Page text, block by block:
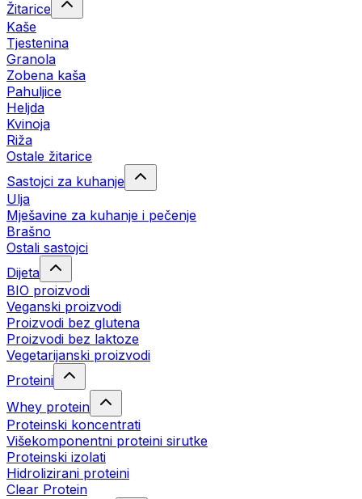
Žitarice
Kaše
Tjestenina
Granola
Zobena kaša
Pahuljice
Heljda
Kvinoja
Riža
Ostale žitarice
Sastojci za kuhanje
Ulja
Mješavine za kuhanje i pečenje
Brašno
Ostali sastojci
Dijeta
BIO proizvodi
Veganski proizvodi
Proizvodi bez glutena
Proizvodi bez laktoze
Vegetarijanski proizvodi
Proteini
Whey protein
Proteinski koncentrati
Višekomponentni proteini sirutke
Proteinski izolati
Hidrolizirani proteini
Clear Protein